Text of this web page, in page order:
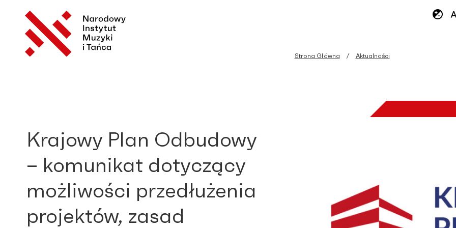
Strona Główna Aktualności
Krajowy Plan Odbudowy
– komunikat dotyczący
możliwości przedłużenia
projektów, zasad